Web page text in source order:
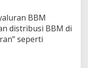
BBM
distribusi BBM di
seperti